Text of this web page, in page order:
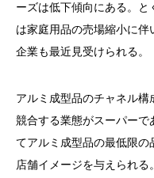
ーズは低下傾向にある。
は家庭用品の売場縮小に
企業も最近見受けられる。
アルミ成型品のチャネル
競合する業態がスーパーで
てアルミ成型品の最低限の
店舗イメージを与えられ